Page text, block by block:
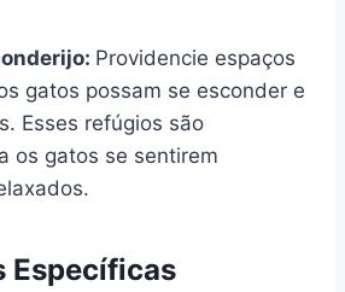
Providencie espaços
gatos possam se esconder e
Esses refúgios são
os gatos se sentirem
Específicas